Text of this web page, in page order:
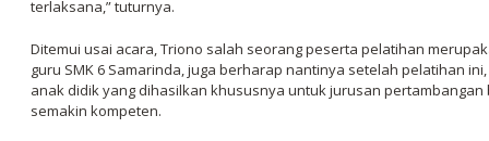
terlaksana,” tuturnya.
Ditemui usai acara, Triono salah seorang peserta pelatihan
guru SMK 6 Samarinda, juga berharap nantinya setelah pelatihan ini,
anak didik yang dihasilkan khususnya untuk jurusan pertambangan
semakin kompeten.